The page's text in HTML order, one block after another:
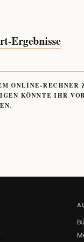
Ergebnisse
ONLINE-RECHNER
KÖNNTE IHR